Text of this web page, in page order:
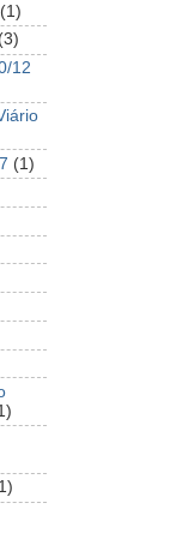
(1)
(3)
12
(1)